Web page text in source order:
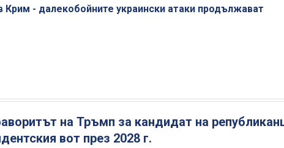
Крим - далекобойните украински атаки продължават
на Тръмп за кандидат на
вот през 2028 г.